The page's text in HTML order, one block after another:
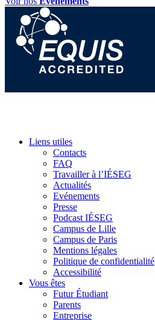
Liens utiles
Contacts
FAQ
Travailler à l’IÉSEG
Actualités
Evénements
Presse
Podcast IÉSEG
Campus de Lille
Campus de Paris
Mentions légales
Politique de confidentialité
Accessibilité
Vous êtes
Futur Étudiant
Parents
Entreprise